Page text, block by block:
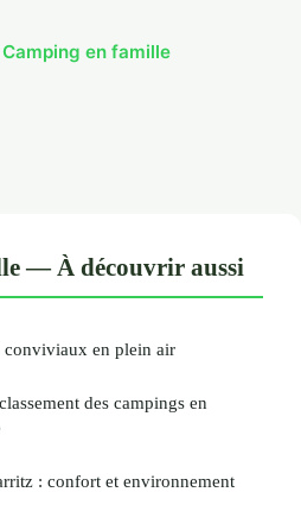
en famille
— À découvrir aussi
conviviaux en plein air
des campings en
: confort et environnement